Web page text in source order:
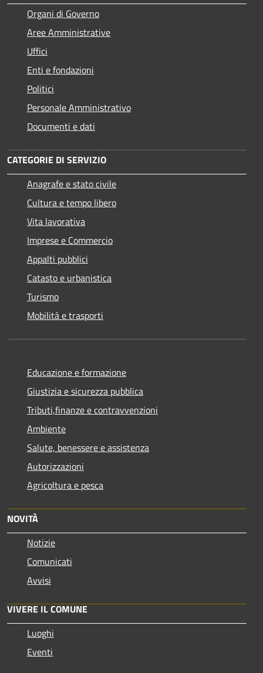
Organi di Governo
Aree Amministrative
Uffici
Enti e fondazioni
Politici
Personale Amministrativo
Documenti e dati
CATEGORIE DI SERVIZIO
Anagrafe e stato civile
Cultura e tempo libero
Vita lavorativa
Imprese e Commercio
Appalti pubblici
Catasto e urbanistica
Turismo
Mobilità e trasporti
Educazione e formazione
Giustizia e sicurezza pubblica
Tributi,finanze e contravvenzioni
Ambiente
Salute, benessere e assistenza
Autorizzazioni
Agricoltura e pesca
NOVITÀ
Notizie
Comunicati
Avvisi
VIVERE IL COMUNE
Luoghi
Eventi